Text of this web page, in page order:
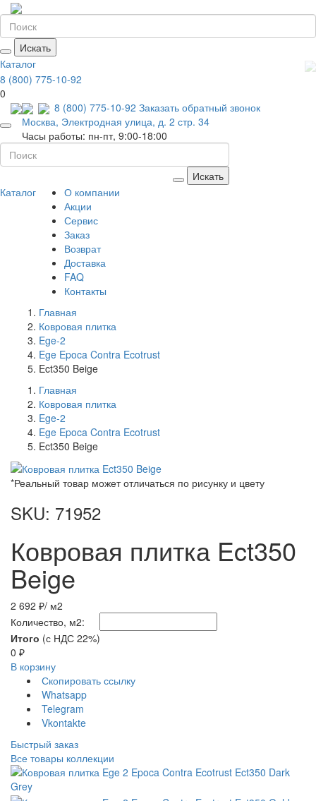
Искать
Каталог
8 (800) 775-10-92
0
8 (800) 775-10-92 Заказать обратный звонок
Москва, Электродная улица, д. 2 стр. 34
Часы работы: пн-пт, 9:00-18:00
Искать
Каталог
О компании
Акции
Сервис
Заказ
Возврат
Доставка
FAQ
Контакты
Главная
Ковровая плитка
Ege-2
Ege Epoca Contra Ecotrust
Ect350 Beige
Главная
Ковровая плитка
Ege-2
Ege Epoca Contra Ecotrust
Ect350 Beige
*Реальный товар может отличаться по рисунку и цвету
SKU: 71952
Ковровая плитка Ect350
Beige
2 692 ₽/ м2
Количество, м2:
Итого (с НДС 22%)
0 ₽
В корзину
Скопировать ссылку
Whatsapp
Telegram
Vkontakte
Быстрый заказ
Все товары коллекции